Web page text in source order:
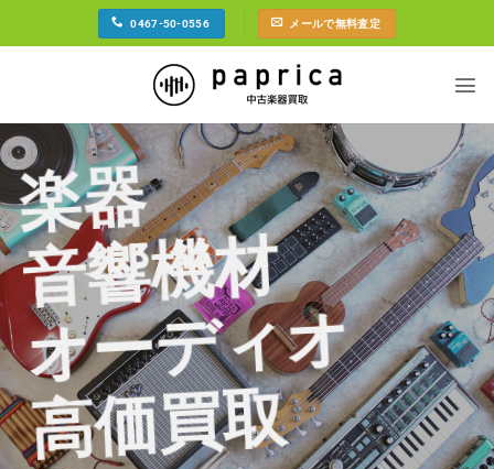
0467-50-0556 メールで無料査定
楽器
音響機材
オーディオ
高価買取